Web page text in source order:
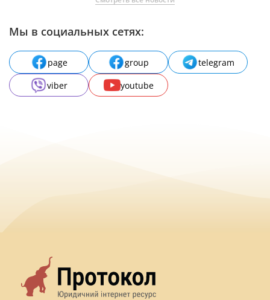
Мы в социальных сетях:
page group
telegram
viber
youtube